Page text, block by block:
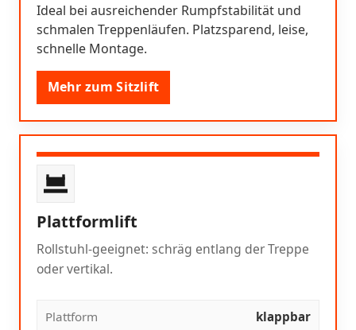
Ideal bei ausreichender Rumpfstabilität und
schmalen Treppenläufen. Platzsparend, leise,
schnelle Montage.
Mehr zum Sitzlift
Plattformlift
Rollstuhl-geeignet: schräg entlang der Treppe
oder vertikal.
Plattform klappbar